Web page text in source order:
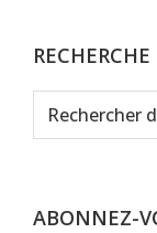
RECHERCHE
Rechercher
dans
Web
ABONNEZ-